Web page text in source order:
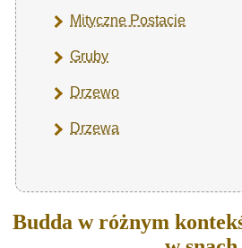
Mityczne Postacie
Gruby
Drzewo
Drzewa
Budda w różnym